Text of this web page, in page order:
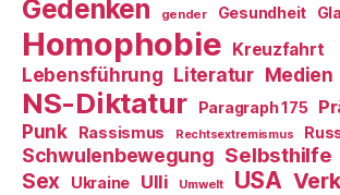
Gedenken gender Gesundheit
Homophobie Kreuzfahrt
Lebensführung Literatur Medien
NS-Diktatur Paragraph 175
Punk
Rassismus Rechtsextremismus
Schwulenbewegung Selbsthilfe
Sex Ukraine Ulli Umwelt USA